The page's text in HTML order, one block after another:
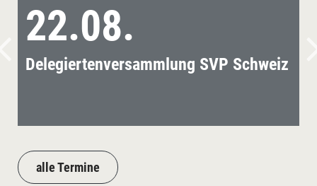
22.08.
Delegiertenversammlung SVP Schweiz
alle Termine